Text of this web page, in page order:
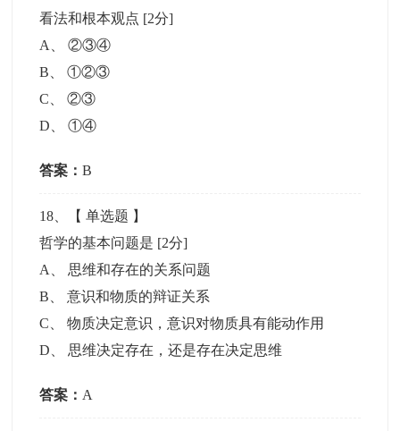
看法和根本观点 [2分]
A
、②③④
B 、①②③
C 、②③
D 、①④
答案：B
18 、【单选题 】
哲学的基本问题是 [2分]
A
思维和存在的关系问题
B 、意识和物质的辩证关系
C 、物质决定意识，意识对物质具有能动作用
D
思维决定存在，还是存在决定思维
答案： A